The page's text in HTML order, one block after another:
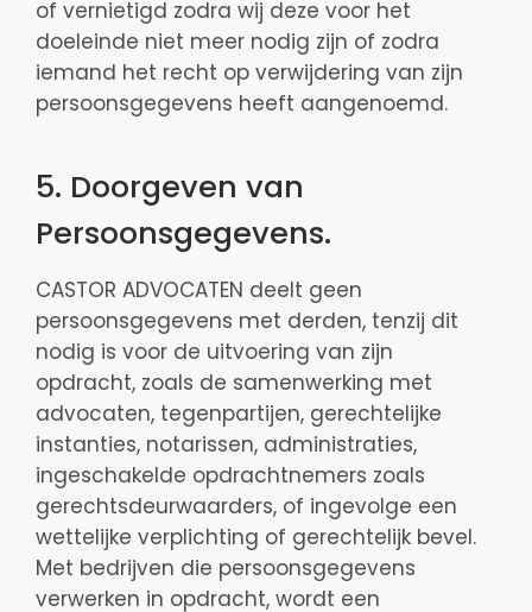
of vernietigd zodra wij deze voor het
doeleinde niet meer nodig zijn of zodra
iemand het recht op verwijdering van zijn
persoonsgegevens heeft aangenoemd.
5. Doorgeven van
Persoonsgegevens.
CASTOR ADVOCATEN deelt geen
persoonsgegevens met derden, tenzij dit
nodig is voor de uitvoering van zijn
opdracht, zoals de samenwerking met
advocaten, tegenpartijen, gerechtelijke
instanties, notarissen, administraties,
ingeschakelde opdrachtnemers zoals
gerechtsdeurwaarders, of ingevolge een
wettelijke verplichting of gerechtelijk bevel.
Met bedrijven die persoonsgegevens
verwerken in opdracht, wordt een